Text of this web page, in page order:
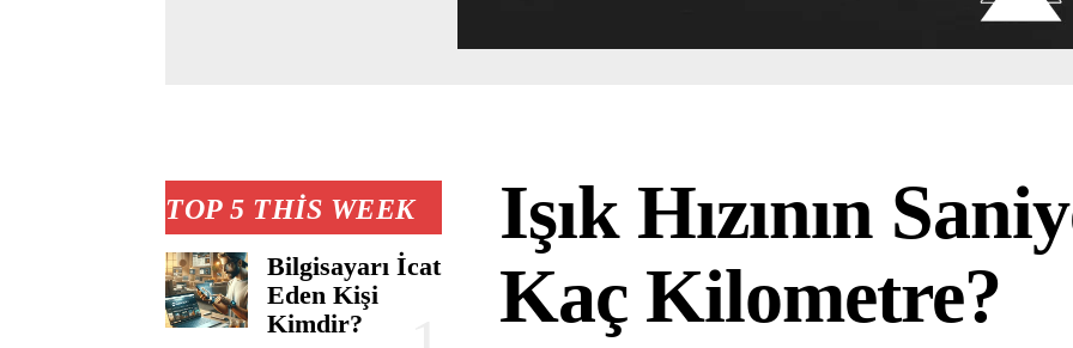
TOP 5 THIS WEEK
Bilgisayarı İcat
Eden Kişi
Kimdir?
Işık Hızının
Kaç Kilometre?